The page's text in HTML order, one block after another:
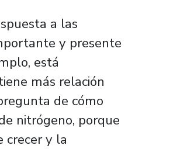
a las
y presente
está
más relación
de cómo
nitrógeno, porque
crecer y la